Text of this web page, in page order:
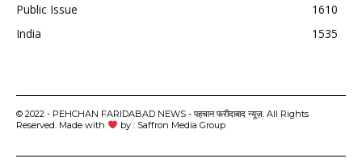
Public Issue
1610
India
1535
© 2022 - PEHCHAN FARIDABAD NEWS - पहचान फरीदाबाद न्यूज़. All Rights
Reserved. Made with
by : Saffron Media Group